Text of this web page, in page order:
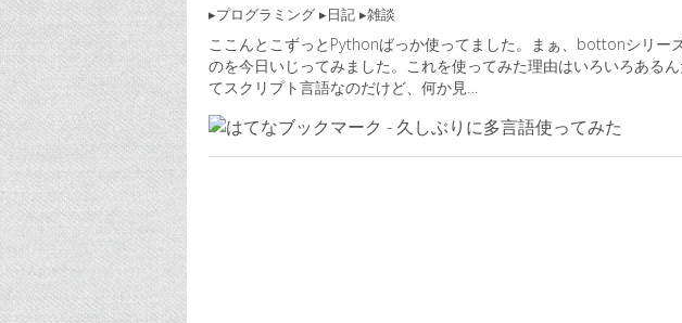
プログラミング 日記 雑談
ここんとこずっとPythonばっか使ってました。まぁ、bottonシリ
のを今日いじってみました。これを使ってみた理由はいろいろある
てスクリプト言語なのだけど、何か見…